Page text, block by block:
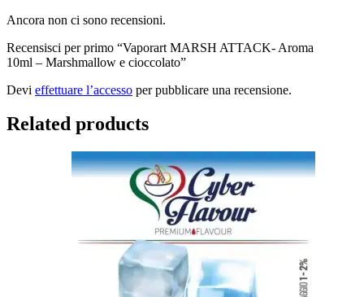
Ancora non ci sono recensioni.
Recensisci per primo “Vaporart MARSH ATTACK- Aroma
10ml – Marshmallow e cioccolato”
Devi effettuare l’accesso per pubblicare una recensione.
Related products